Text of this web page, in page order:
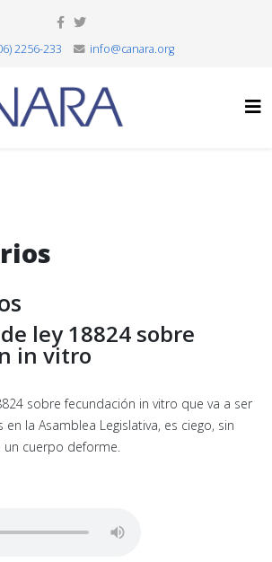
2256-233 info@canara.org
ley 18824 sobre
in vitro
sobre fecundación in vitro que va a ser
la Asamblea Legislativa, es ciego, sin
un cuerpo deforme.